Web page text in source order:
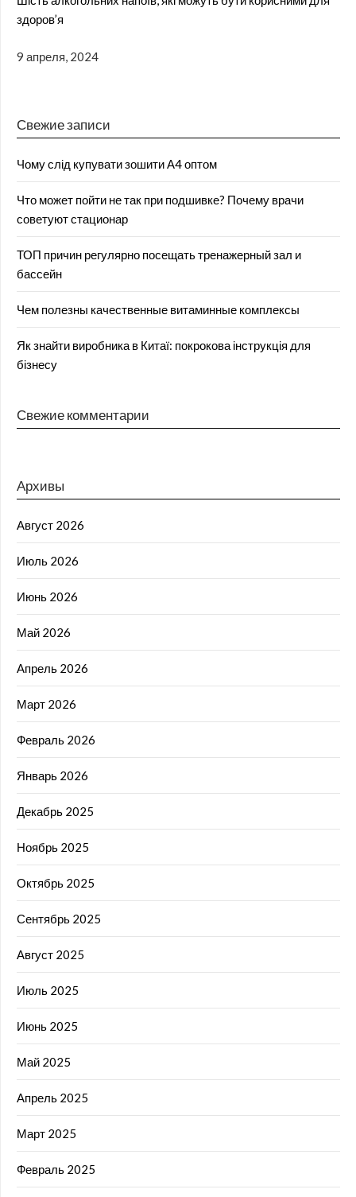
здоров’я
9 апреля, 2024
Свежие записи
Чому слід купувати зошити А4 оптом
Что может пойти не так при подшивке? Почему врачи
советуют стационар
ТОП причин регулярно посещать тренажерный зал и
бассейн
Чем полезны качественные витаминные комплексы
Як знайти виробника в Китаї: покрокова інструкція для
бізнесу
Свежие комментарии
Архивы
Август 2026
Июль 2026
Июнь 2026
Май 2026
Апрель 2026
Март 2026
Февраль 2026
Январь 2026
Декабрь 2025
Ноябрь 2025
Октябрь 2025
Сентябрь 2025
Август 2025
Июль 2025
Июнь 2025
Май 2025
Апрель 2025
Март 2025
Февраль 2025